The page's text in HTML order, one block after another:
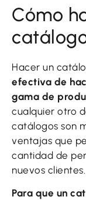
Cómo
Hacer un
efectiva de
gama de
cualquier otro
catálogos son
ventajas que
cantidad de
nuevos clientes.
Para que un